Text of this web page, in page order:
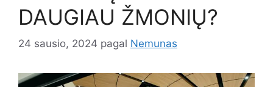
DAUGIAU ŽMONIŲ?
24 sausio, 2024 pagal Nemunas